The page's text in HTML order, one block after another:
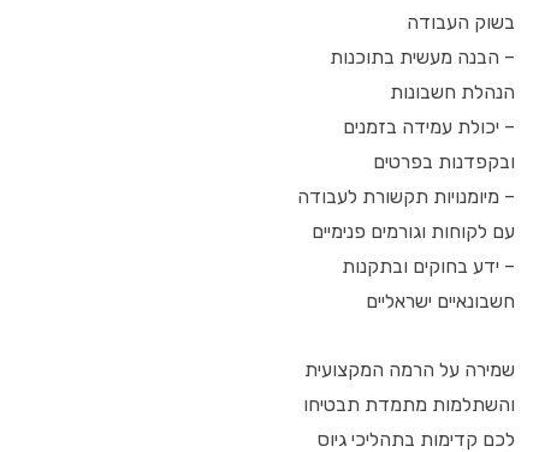
בשוק העבודה
– הבנה מעשית בתוכנות
הנהלת חשבונות
– יכולת עמידה בזמנים
ובקפדנות בפרטים
– מיומנויות תקשורת לעבודה
עם לקוחות וגורמים פנימיים
– ידע בחוקים ובתקנות
חשבונאיים ישראליים
שמירה על הרמה המקצועית
והשתלמות מתמדת תבטיחו
לכם קדימות בתהליכי גיוס